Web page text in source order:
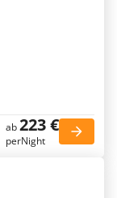
ab223 €
perNight